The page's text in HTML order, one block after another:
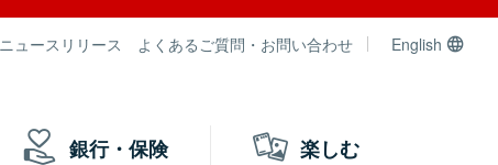
ニュースリリース よくあるご質問・お問い合わせ English
銀行・保険 楽しむ